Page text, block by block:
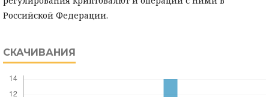
Российской Федерации.
СКАЧИВАНИЯ